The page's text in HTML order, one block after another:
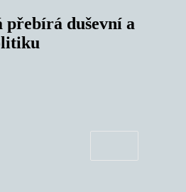
přebírá duševní a